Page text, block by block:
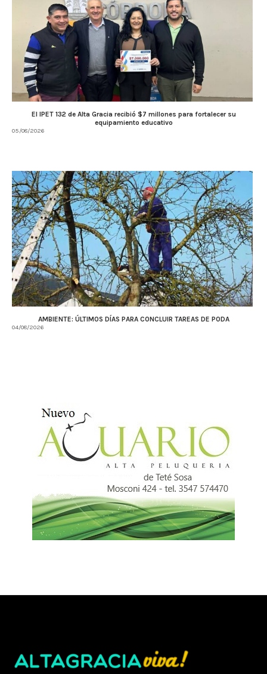
El IPET 132 de Alta Gracia recibió $7 millones para fortalecer su
equipamiento educativo
05/08/2026
AMBIENTE: ÚLTIMOS DÍAS PARA CONCLUIR TAREAS DE PODA
04/08/2026